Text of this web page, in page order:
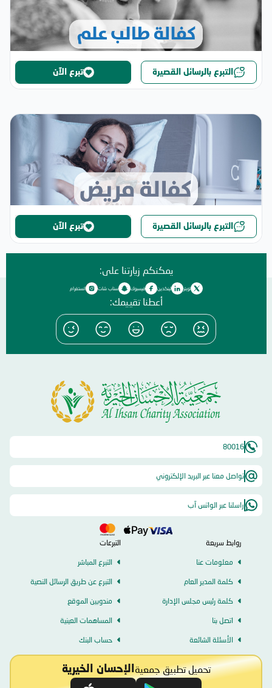
التبرع بالرسائل القصيرة تبرع الآن
التبرع بالرسائل القصيرة تبرع الآن
يمكنكم زيارتنا على:
تويتر لينكدين فيسبوك سناب شات انستغرام
أعطنا تقييمك:
80016
تواصل معنا عبر البريد الإلكتروني
راسلنا عبر الواتس آب
روابط سريعة
معلومات عنا
كلمة المدير العام
كلمة رئيس مجلس الإدارة
اتصل بنا
الأسئلة الشائعة
التبرعات
التبرع المباشر
التبرع عن طريق الرسائل النصية
مندوبين الموقع
المساهمات العينية
حساب البنك
تحميل تطبيق جمعية الإحسان الخيرية